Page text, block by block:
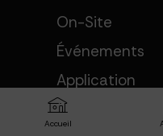
On-Site
Événements
Application
mobile native
Accueil